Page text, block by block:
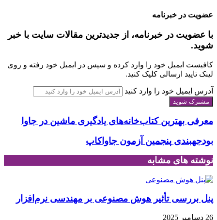
عضویت در خبرنامه
با عضویت در خبرنامه، از جدیدترین مقالات سایت با خبر
شوید.
کافیست ایمیل خود را وارد کرده و سپس در ایمیل خود رفته و روی
لینک تایید ارسالی کلیک کنید.
آدرس ایمیل خود را وارد کنید
معرفی بهترین کتاب‌خانه‌های یادگیری ماشین در جاوا
بودجه‎بندی پنجمین آزمون جاواکاپ
نوشته های مشابه
پنل بررسی تأثیر هوش مصنوعی بر مهندسی نرم‌افزار
26 دسامبر 2025